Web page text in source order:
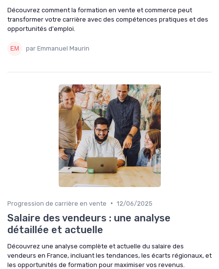
Découvrez comment la formation en vente et commerce peut
transformer votre carrière avec des compétences pratiques et des
opportunités d'emploi.
par Emmanuel Maurin
Progression de carrière en vente • 12/06/2025
Salaire des vendeurs : une analyse
détaillée et actuelle
Découvrez une analyse complète et actuelle du salaire des
vendeurs en France, incluant les tendances, les écarts régionaux, et
les opportunités de formation pour maximiser vos revenus.